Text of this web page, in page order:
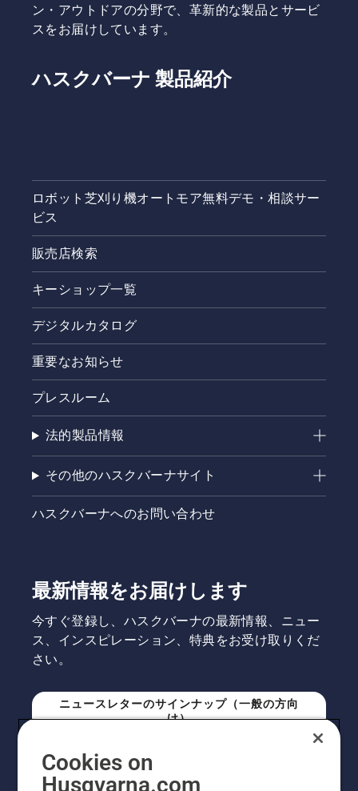
ン・アウトドアの分野で、革新的な製品とサービ
スをお届けしています。
ハスクバーナ 製品紹介
ロボット芝刈り機オートモア無料デモ・相談サー
ビス
販売店検索
キーショップ一覧
デジタルカタログ
重要なお知らせ
プレスルーム
法的製品情報
その他のハスクバーナサイト
ハスクバーナへのお問い合わせ
最新情報をお届けします
今すぐ登録し、ハスクバーナの最新情報、ニュー
ス、インスピレーション、特典をお受け取りくだ
さい。
ニュースレターのサインナップ（一般の方向
け）
ニュースレターのサインアップ（プロの方向
け）
Cookies on
Husqvarna.com